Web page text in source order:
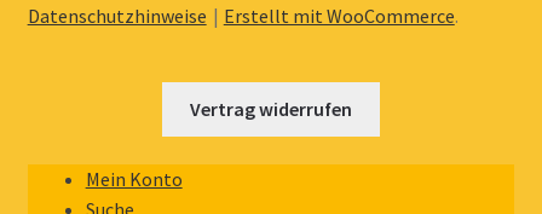
Datenschutzhinweise
Erstellt mit WooCommerce.
Vertrag widerrufen
Mein Konto
Suche